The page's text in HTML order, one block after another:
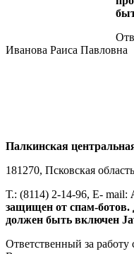
Иванова Раиса Павловна
Палкинская
181270, Псковская
Т.: (8114) 2-14-96, E- mail:
защищен от спам-ботов.
должен быть включен
Ответственный за